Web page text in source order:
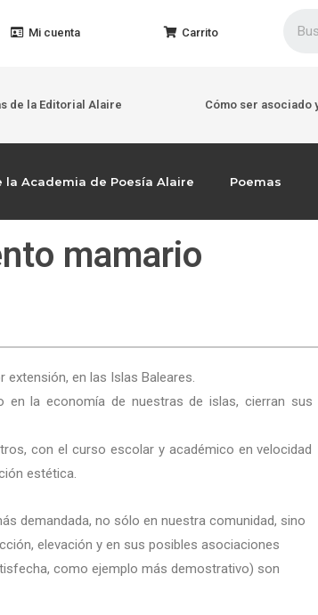
Mi cuenta Carrito
de la Editorial Alaire Cómo ser asociado
la Academia de Poesía Alaire Poemas
mamario
en las Islas Baleares.
en la economía de nuestras de islas, cierran sus
con el curso escolar y académico en velocidad
estética.
demandada, no sólo en nuestra comunidad, sino
elevación y en sus posibles asociaciones
como ejemplo más demostrativo) son